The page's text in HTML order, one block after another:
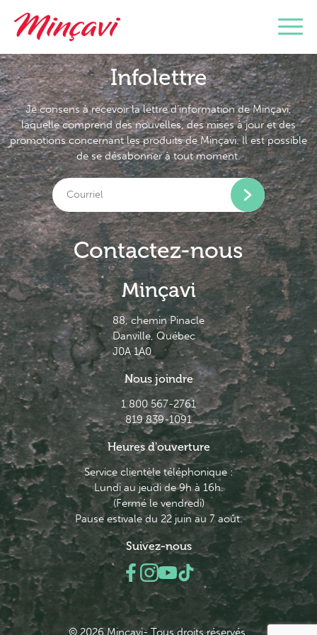
Infolettre
Je consens à recevoir la lettre d’information de Minçavi,
laquelle comprend des nouvelles, des mises à jour et des
promotions concernant les produits de Minçavi. Il est possible
de se désabonner à tout moment.
Contactez-nous
Minçavi
88, chemin Pinacle
Danville, Québec
J0A 1A0
Nous joindre
1 800 567-2761
819 839-1091
Heures d'ouverture
Service clientèle téléphonique :
Lundi au jeudi de 9h à 16h.
(Fermé le vendredi)
Pause estivale du 22 juin au 7 août.
Suivez-nous
© 2026 Minçavi- Tous droits réservés.